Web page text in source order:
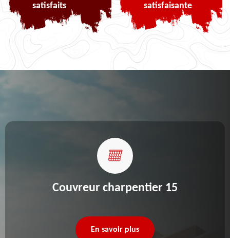
satisfaits
satisfaisante
Couvreur charpentier 15
En savoir plus